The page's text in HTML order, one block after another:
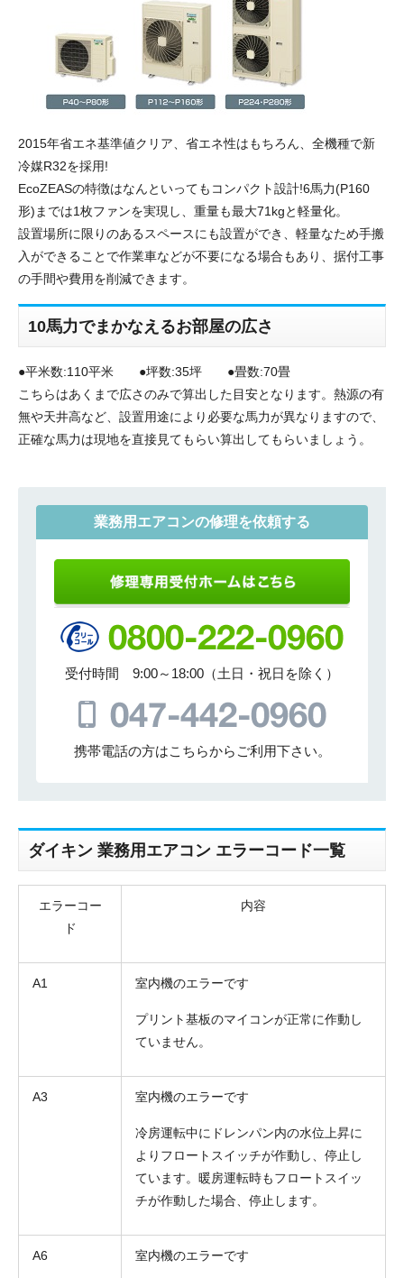
2015年省エネ基準値クリア、省エネ性はもちろん、全機種で新
冷媒R32を採用!
EcoZEASの特徴はなんといってもコンパクト設計!6馬力(P160
形)までは1枚ファンを実現し、重量も最大71kgと軽量化。
設置場所に限りのあるスペースにも設置ができ、軽量なため手搬
入ができることで作業車などが不要になる場合もあり、据付工事
の手間や費用を削減できます。
10馬力でまかなえるお部屋の広さ
●平米数:110平米 ●坪数:35坪 ●畳数:70畳
こちらはあくまで広さのみで算出した目安となります。熱源の有
無や天井高など、設置用途により必要な馬力が異なりますので、
正確な馬力は現地を直接見てもらい算出してもらいましょう。
業務用エアコンの修理を依頼する
受付時間 9:00～18:00（土日・祝日を除く）
携帯電話の方はこちらからご利用下さい。
ダイキン 業務用エアコン エラーコード一覧
エラーコー
ド
内容
A1 室内機のエラーです
プリント基板のマイコンが正常に作動し
ていません。
A3 室内機のエラーです
冷房運転中にドレンパン内の水位上昇に
よりフロートスイッチが作動し、停止し
ています。暖房運転時もフロートスイッ
チが作動した場合、停止します。
A6 室内機のエラーです